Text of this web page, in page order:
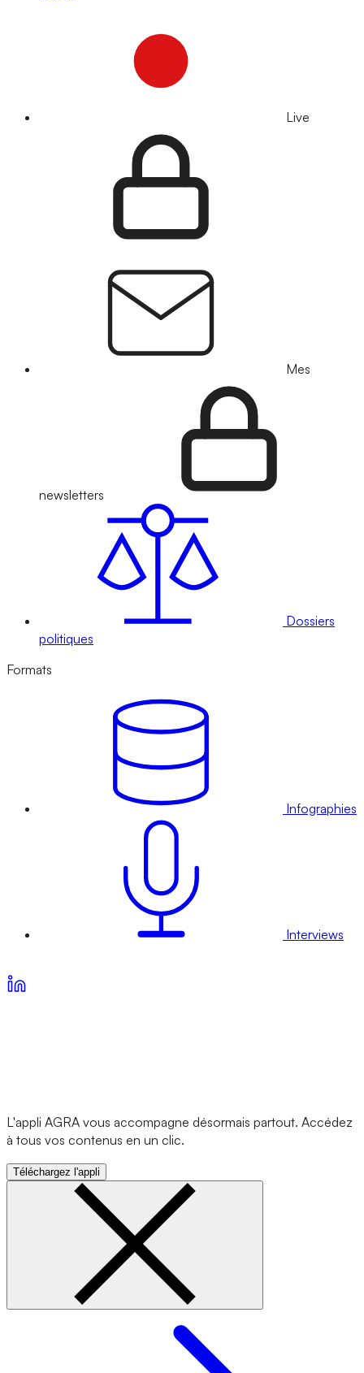
Live
Mes
newsletters
Dossiers
politiques
Formats
Infographies
Interviews
L'appli AGRA vous accompagne désormais partout. Accédez
à tous vos contenus en un clic.
Téléchargez l'appli